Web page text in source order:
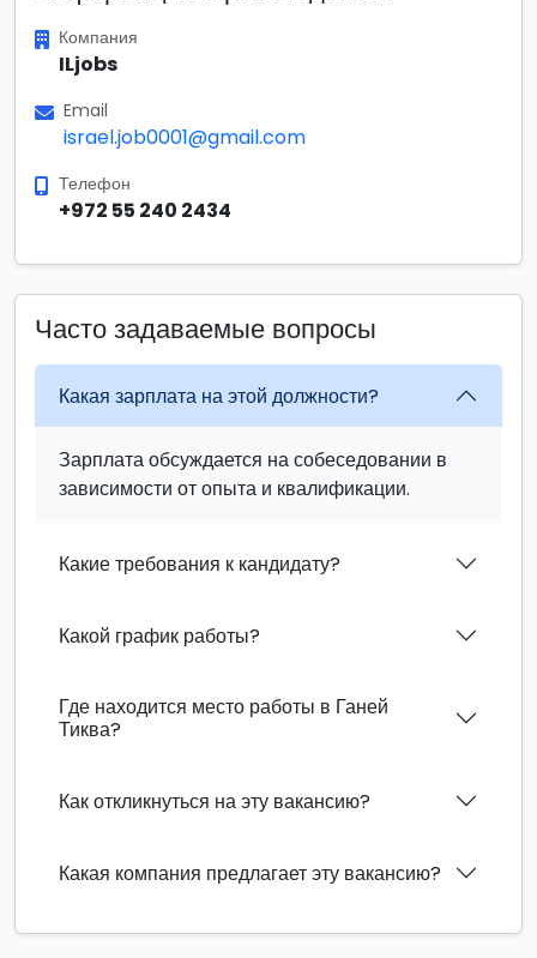
Компания
ILjobs
Email
israel.job0001@gmail.com
Телефон
+972 55 240 2434
Часто задаваемые вопросы
Какая зарплата на этой должности?
Зарплата обсуждается на собеседовании в
зависимости от опыта и квалификации.
Какие требования к кандидату?
Какой график работы?
Где находится место работы в Ганей
Тиква?
Как откликнуться на эту вакансию?
Какая компания предлагает эту вакансию?